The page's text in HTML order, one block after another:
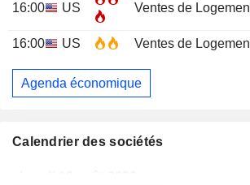
16:00 US
16:00 US
Agenda économique
Calendrier des sociétés